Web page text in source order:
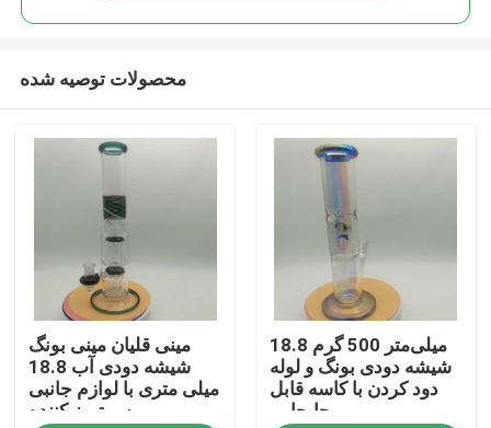
خانه
محصولات توصیه شده
مینی قلیان مینی بونگ
شیشه دودی آب 18.8
میلی متری با لوازم جانبی
برس تمیز کننده
18.8 میلی‌متر 500 گرم
شیشه دودی بونگ و لوله
دود کردن با کاسه قابل
جابجایی